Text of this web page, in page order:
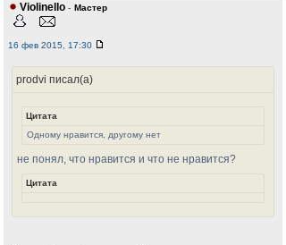
Violinello - Мастер
16 фев 2015, 17:30
prodvi писал(а)
Цитата
Одному нравится, другому нет
не понял, что нравится и что не нравится?
Цитата